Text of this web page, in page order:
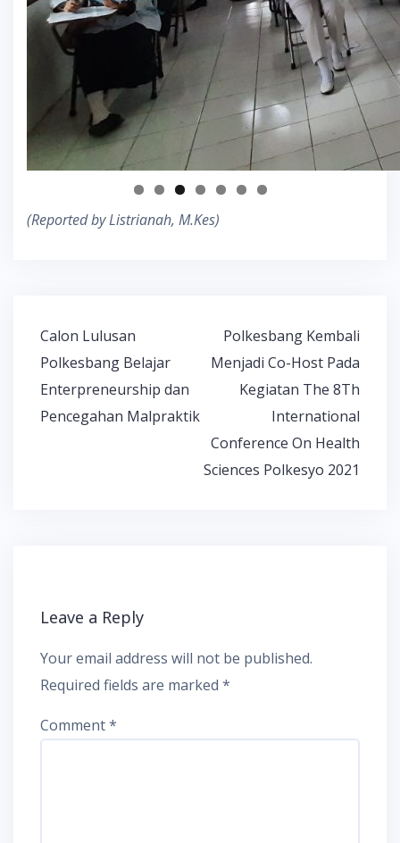
(Reported by Listrianah, M.Kes)
Post
navigation
Calon Lulusan
Polkesbang Belajar
Enterpreneurship dan
Pencegahan Malpraktik
Polkesbang Kembali
Menjadi Co-Host Pada
Kegiatan The 8Th
International
Conference On Health
Sciences Polkesyo 2021
Leave a Reply
Your email address will not be published.
Required fields are marked *
Comment*